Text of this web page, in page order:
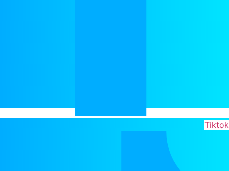
Tiktok